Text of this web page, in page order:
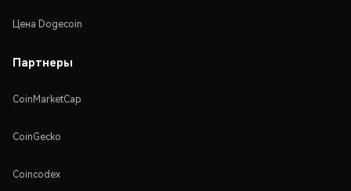
Цена Dogecoin
Партнеры
CoinMarketCap
CoinGecko
Coincodex